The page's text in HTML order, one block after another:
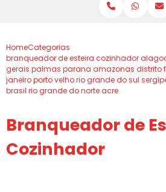
HomeCategorias
branqueador de esteira cozinhador
gerais palmas parana amazonas distrito
janeiro porto velho rio grande do sul
brasil rio grande do norte acre
Branqueador de
Cozinhador